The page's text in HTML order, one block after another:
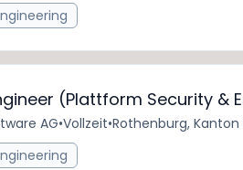
(Plattform Security &
AG•Vollzeit•Rothenburg, Kanton